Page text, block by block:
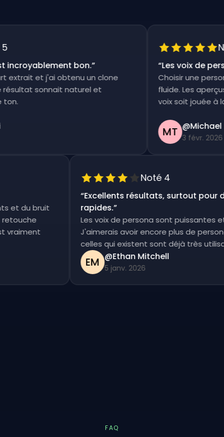
bon.”
et j'ai obtenu un clone
sonnait naturel et
Les voix de
Choisir une
fluide. Les aperçus
voix soit jouée à la
MT @Michael
3 févr. 2026
et du bruit
retouche
vraiment
Noté 4
“Excellents résultats, surtout
rapides.
Les voix de persona sont
J'aimerais avoir encore plus de
celles qui existent sont déjà très
EM @Ethan Mitchell
5 janv. 2026
FAQ